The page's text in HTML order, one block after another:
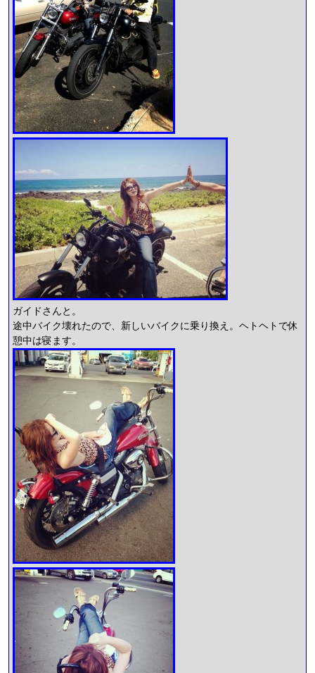
ガイドさんと。
途中バイク壊れたので、新しいバイクに乗り換え。ヘトヘトで休
憩中は寝ます。